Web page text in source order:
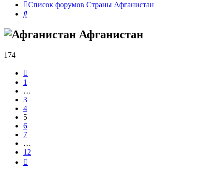
Список форумов Страны Афганистан
Поиск
Афганистан
174
1
…
3
4
5
6
7
…
12